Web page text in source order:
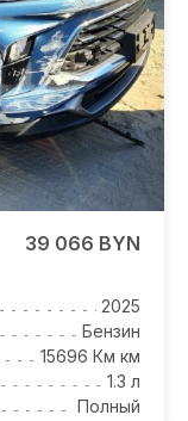
39 066 BYN
2025
Бензин
15696 Км км
1.3 л
Полный